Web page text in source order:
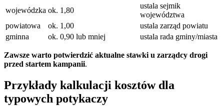
wojewódzka ok. 1,80
ustala sejmik
województwa
powiatowa
ok. 1,00
ustala zarząd powiatu
gminna
ok. 0,90 lub mniej ustala rada gminy/miasta
Zawsze warto potwierdzić aktualne stawki u zarządcy drogi
przed startem kampanii.
Przykłady kalkulacji kosztów dla
typowych potykaczy